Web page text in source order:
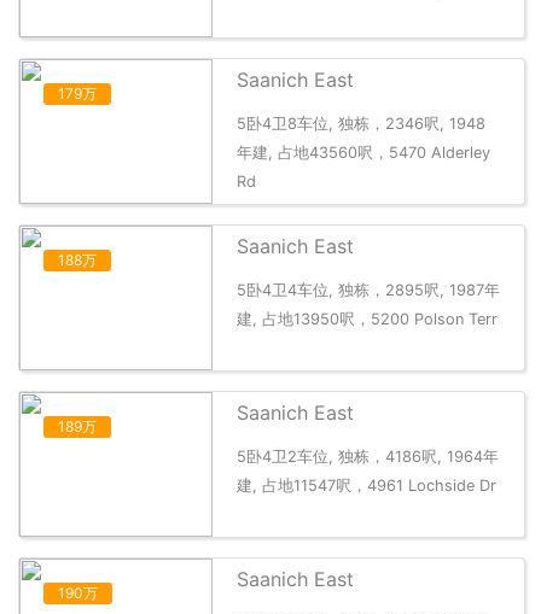
179万
Saanich East
5卧4卫8车位, 独栋，2346呎, 1948
年建, 占地43560呎，5470 Alderley
Rd
188万
Saanich East
5卧4卫4车位, 独栋，2895呎, 1987年
建, 占地13950呎，5200 Polson Terr
189万
Saanich East
5卧4卫2车位, 独栋，4186呎, 1964年
建, 占地11547呎，4961 Lochside Dr
190万
Saanich East